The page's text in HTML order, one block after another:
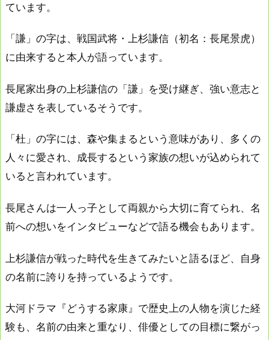
ています。
「謙」の字は、戦国武将・上杉謙信（初名：長尾景虎）
に由来すると本人が語っています。
長尾家出身の上杉謙信の「謙」を受け継ぎ、強い意志と
謙虚さを表しているそうです。
「杜」の字には、森や集まるという意味があり、多くの
人々に愛され、成長するという家族の想いが込められて
いると言われています。
長尾さんは一人っ子として両親から大切に育てられ、名
前への想いをインタビューなどで語る機会もあります。
上杉謙信が戦った時代を生きてみたいと語るほど、自身
の名前に誇りを持っているようです。
大河ドラマ『どうする家康』で歴史上の人物を演じた経
験も、名前の由来と重なり、俳優としての目標に繋がっ